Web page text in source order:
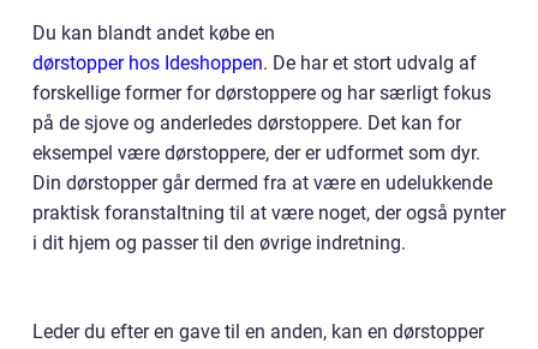
Du kan blandt andet købe en
dørstopper hos Ideshoppen. De har et stort udvalg af
forskellige former for dørstoppere og har særligt fokus
på de sjove og anderledes dørstoppere. Det kan for
eksempel være dørstoppere, der er udformet som dyr.
Din dørstopper går dermed fra at være en udelukkende
praktisk foranstaltning til at være noget, der også pynter
i dit hjem og passer til den øvrige indretning.
Leder du efter en gave til en anden, kan en dørstopper